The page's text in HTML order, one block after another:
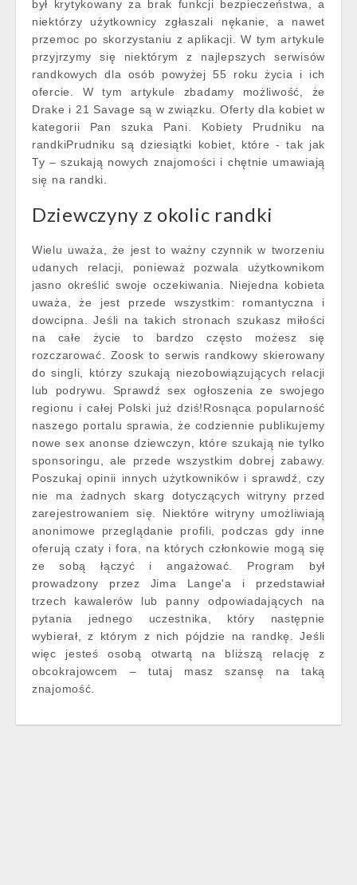
był krytykowany za brak funkcji bezpieczeństwa, a
niektórzy użytkownicy zgłaszali nękanie, a nawet
przemoc po skorzystaniu z aplikacji. W tym artykule
przyjrzymy się niektórym z najlepszych serwisów
randkowych dla osób powyżej 55 roku życia i ich
ofercie. W tym artykule zbadamy możliwość, że
Drake i 21 Savage są w związku. Oferty dla kobiet w
kategorii Pan szuka Pani. Kobiety Prudniku na
randkiPrudniku są dziesiątki kobiet, które - tak jak
Ty – szukają nowych znajomości i chętnie umawiają
się na randki.
Dziewczyny z okolic randki
Wielu uważa, że jest to ważny czynnik w tworzeniu
udanych relacji, ponieważ pozwala użytkownikom
jasno określić swoje oczekiwania. Niejedna kobieta
uważa, że jest przede wszystkim: romantyczna i
dowcipna. Jeśli na takich stronach szukasz miłości
na całe życie to bardzo często możesz się
rozczarować. Zoosk to serwis randkowy skierowany
do singli, którzy szukają niezobowiązujących relacji
lub podrywu. Sprawdź sex ogłoszenia ze swojego
regionu i całej Polski już dziś!Rosnąca popularność
naszego portalu sprawia, że codziennie publikujemy
nowe sex anonse dziewczyn, które szukają nie tylko
sponsoringu, ale przede wszystkim dobrej zabawy.
Poszukaj opinii innych użytkowników i sprawdź, czy
nie ma żadnych skarg dotyczących witryny przed
zarejestrowaniem się. Niektóre witryny umożliwiają
anonimowe przeglądanie profili, podczas gdy inne
oferują czaty i fora, na których członkowie mogą się
ze sobą łączyć i angażować. Program był
prowadzony przez Jima Lange'a i przedstawiał
trzech kawalerów lub panny odpowiadających na
pytania jednego uczestnika, który następnie
wybierał, z którym z nich pójdzie na randkę. Jeśli
więc jesteś osobą otwartą na bliższą relację z
obcokrajowcem – tutaj masz szansę na taką
znajomość.